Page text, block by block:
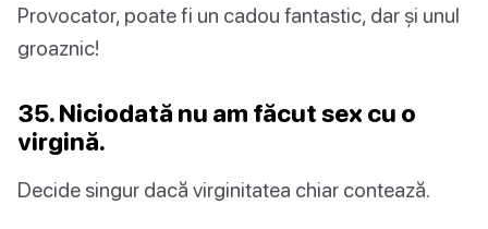
Provocator, poate fi un cadou fantastic, dar și unul
groaznic!
35. Niciodată nu am făcut sex cu o
virgină.
Decide singur dacă virginitatea chiar contează.